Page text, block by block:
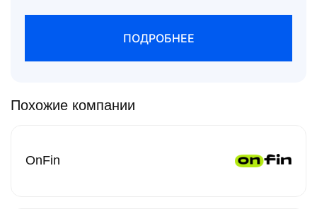
ПОДРОБНЕЕ
Похожие компании
OnFin